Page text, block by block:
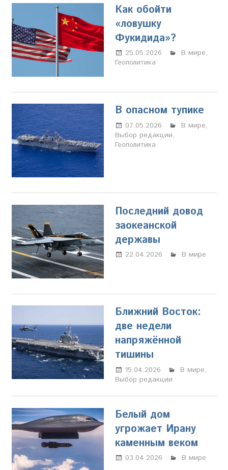
Как обойти
«ловушку
Фукидида»?
25.05.2026
Настя
В мире,
Геополитика
В опасном тупике
07.05.2026
Настя
Свиридова
В мире,
Выбор редакции,
Геополитика
Последний довод
заокеанской
державы
22.04.2026
Настя
В мире
Ближний Восток:
две недели
напряжённой
тишины
15.04.2026
Настя
Свиридова
В мире,
Выбор редакции
Белый дом
угрожает Ирану
каменным веком
03.04.2026
Марина
В мире